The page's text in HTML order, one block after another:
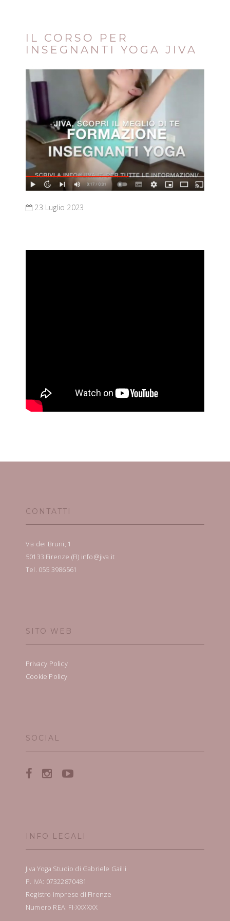
IL CORSO PER
INSEGNANTI YOGA JIVA
23 Luglio 2023
CONTATTI
Via dei Bruni, 1
50133 Firenze (FI) info@jiva.it
Tel. 055 3986561
SITO WEB
Privacy Policy
Cookie Policy
SOCIAL
INFO LEGALI
Jiva Yoga Studio di Gabriele Gailli
P. IVA: 07322870481
Registro imprese di Firenze
Numero REA: FI-XXXXXX